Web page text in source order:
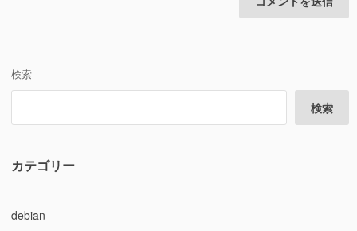
検索
検索
カテゴリー
debian